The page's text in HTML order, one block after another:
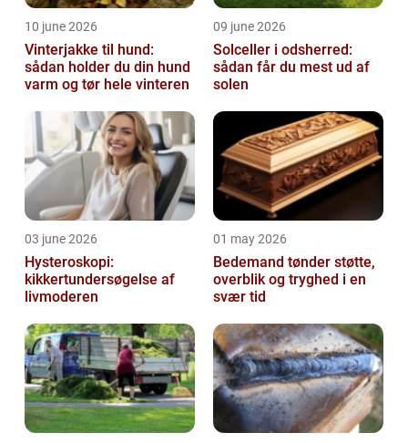
10 june 2026
Vinterjakke til hund:
sådan holder du din hund
varm og tør hele vinteren
09 june 2026
Solceller i odsherred:
sådan får du mest ud af
solen
03 june 2026
Hysteroskopi:
kikkertundersøgelse af
livmoderen
01 may 2026
Bedemand tønder støtte,
overblik og tryghed i en
svær tid